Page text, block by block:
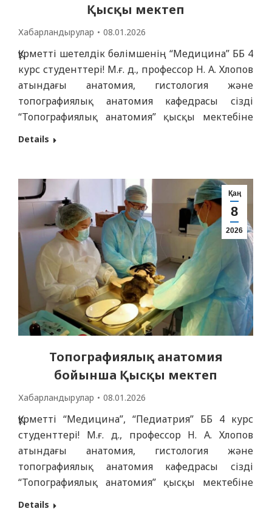
Қысқы мектеп
Хабарландырулар 08.01.2026
Құрметті шетелдік бөлімшенің “Медицина” ББ 4
курс студенттері! М.ғ. д., профессор Н. А. Хлопов
атындағы анатомия, гистология және
топографиялық анатомия кафедрасы сізді
“Топографиялық анатомия” қысқы мектебіне
қатысуға шақырады. Ұзақтығы: 06.01. -14 .01.2026
орны: морфологиялық корпус Байланыс
телефоны: 8 771 5408617 (WhatsApp)…
Details
Қаң
8
2026
Топографиялық анатомия
бойынша Қысқы мектеп
Хабарландырулар 08.01.2026
Құрметті “Медицина”, “Педиатрия” ББ 4 курс
студенттері! М.ғ. д., профессор Н. А. Хлопов
атындағы анатомия, гистология және
топографиялық анатомия кафедрасы сізді
“Топографиялық анатомия” қысқы мектебіне
қатысуға шақырады. Ұзақтығы: 06.01. -14 .01.2026
Details